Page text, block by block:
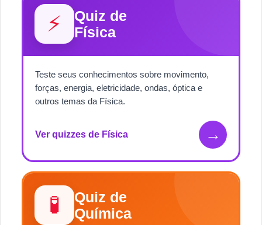
⚡
Quiz de
Física
Teste seus conhecimentos sobre movimento,
forças, energia, eletricidade, ondas, óptica e
outros temas da Física.
Ver quizzes de Física →
🧪
Quiz de
Química